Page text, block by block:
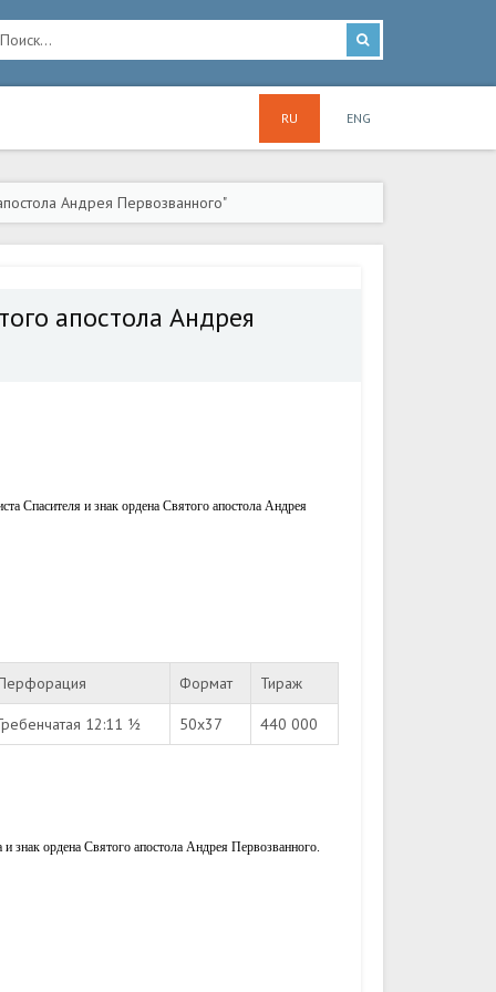
RU ENG
Андрея Первозванного"
апостола Андрея
Спасителя и знак ордена Святого апостола Андрея
Формат Тираж
12:11 ½ 50x37 440 000
знак ордена Святого апостола Андрея Первозванного.